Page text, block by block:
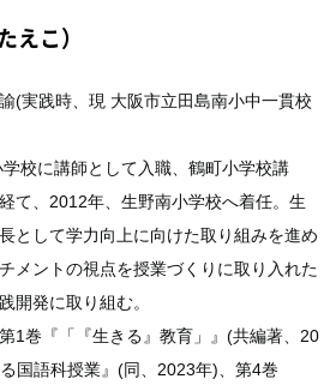
えこ）
(実践時、現 大阪市立田島南小中一貫校
校に講師として入職、鶴町小学校講
て、2012年、生野南小学校へ着任。生
として学力向上に向けた取り組みを進め
メントの視点を授業づくりに取り入れた
開発に取り組む。
1巻『「『生きる』教育」』(共編著、20
国語科授業』(同、2023年)、第4巻